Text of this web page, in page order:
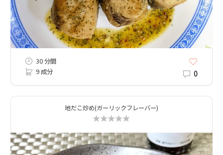
30 分間
9 成分
0
地だこ炒め(ガーリックフレーバー)